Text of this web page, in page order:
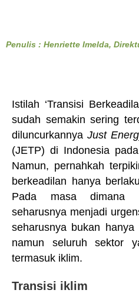
Penulis : Henriette Imelda,
Istilah ‘Transisi
sudah semakin sering
diluncurkannya Just
(JETP) di Indonesia
Namun, pernahkah
berkeadilan hanya
Pada masa dimana
seharusnya menjadi
seharusnya bukan
namun seluruh sektor
termasuk iklim.
Transisi iklim